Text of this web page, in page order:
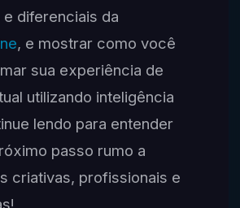
diferenciais da
, e mostrar como você
sua experiência de
utilizando inteligência
lendo para entender
passo rumo a
criativas, profissionais e